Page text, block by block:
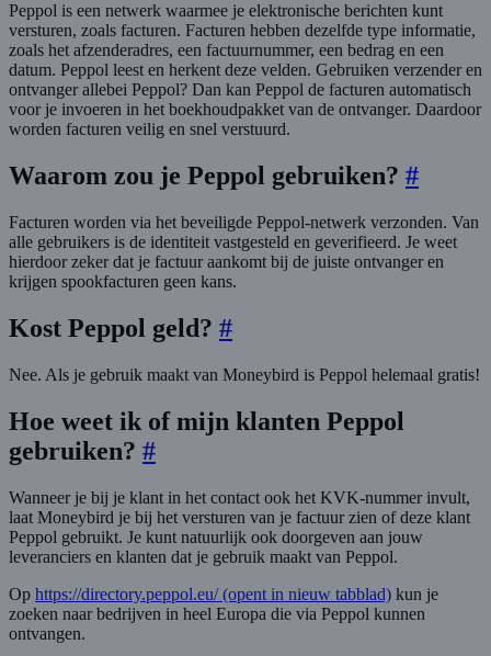
Peppol is een netwerk waarmee je elektronische berichten kunt
versturen, zoals facturen. Facturen hebben dezelfde type informatie,
zoals het afzenderadres, een factuurnummer, een bedrag en een
datum. Peppol leest en herkent deze velden. Gebruiken verzender en
ontvanger allebei Peppol? Dan kan Peppol de facturen automatisch
voor je invoeren in het boekhoudpakket van de ontvanger. Daardoor
worden facturen veilig en snel verstuurd.
Waarom zou je Peppol gebruiken? #
Facturen worden via het beveiligde Peppol-netwerk verzonden. Van
alle gebruikers is de identiteit vastgesteld en geverifieerd. Je weet
hierdoor zeker dat je factuur aankomt bij de juiste ontvanger en
krijgen spookfacturen geen kans.
Kost Peppol geld? #
Nee. Als je gebruik maakt van Moneybird is Peppol helemaal gratis!
Hoe weet ik of mijn klanten Peppol
gebruiken? #
Wanneer je bij je klant in het contact ook het KVK-nummer invult,
laat Moneybird je bij het versturen van je factuur zien of deze klant
Peppol gebruikt. Je kunt natuurlijk ook doorgeven aan jouw
leveranciers en klanten dat je gebruik maakt van Peppol.
Op https://directory.peppol.eu/(opent in nieuw tabblad) kun je
zoeken naar bedrijven in heel Europa die via Peppol kunnen
ontvangen.